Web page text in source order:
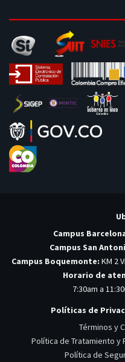
Campus
Campus San
Campus Boquemonte: KM 2
Horario de
7:30am a
Políticas de
Términos y
Política de Tratamiento y
Política de